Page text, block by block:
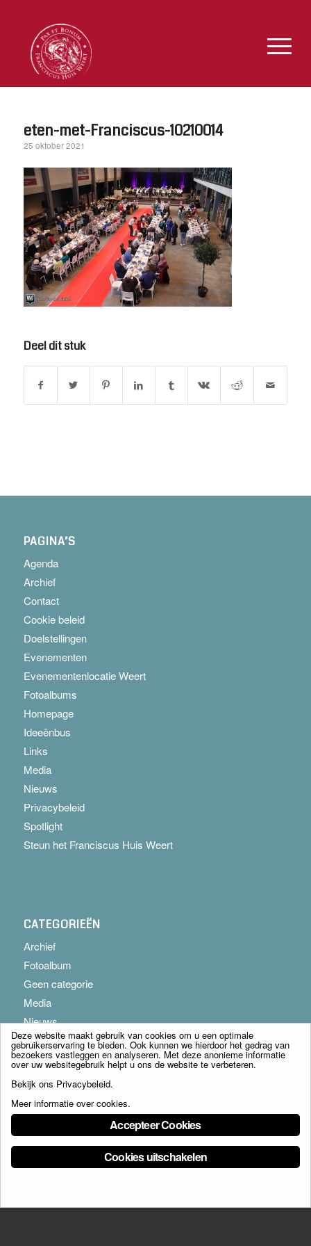
eten-met-Franciscus-10210014
25 oktober 2021
Deel dit stuk
PAGINA’S
Agenda
Archief
Contact
Cookie beleid
Doelstellingen
Evenementen
Evenementenlocatie Weert
Fotoalbums
Homepage
Ideeënbus
Links
Media
Nieuws
Privacybeleid
Spotlight
Steun het Franciscus Huis Weert
CATEGORIEËN
Archief
Fotoalbum
Geen categorie
Media
Nieuws
© Copyright - Franciscus Huis Weert B.V. - webdesign:
Deze website maakt gebruik van cookies om u een optimale
gebruikerservaring te bieden. Ook kunnen we hierdoor het gedrag van
bezoekers vastleggen en analyseren. Met deze anonieme informatie
over uw websitegebruik helpt u ons de website te verbeteren.
Bekijk ons Privacybeleid.
Meer informatie over cookies.
Accepteer Cookies
Cookies uitschakelen